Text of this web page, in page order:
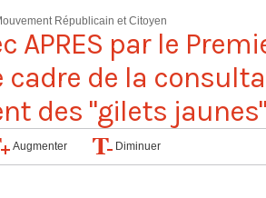
Républicain et Citoyen
APRES par le
de la
des "gilets jaunes"
Augmenter Diminuer